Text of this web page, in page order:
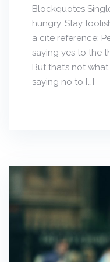
Blockquotes
hungry. Stay
a cite reference:
saying yes to the
But that’s not
saying no to […]